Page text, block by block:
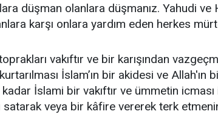
düşman olanlara düşmanız. Yahudi ve
karşı onlara yardım eden herkes
vakıftır ve bir karışından
İslam’ın bir akidesi ve Allah'ın
kadar İslami bir vakıftır ve ümmetin
satarak veya bir kâfire vererek terk